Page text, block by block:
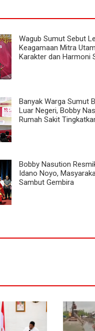
Wagub Sumut Sebut
Keagamaan Mitra
Karakter dan Harmoni
Banyak Warga Sumut
Luar Negeri, Bobby
Rumah Sakit
Bobby Nasution
Idano Noyo,
Sambut Gembira